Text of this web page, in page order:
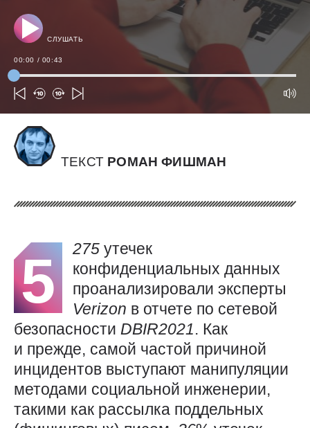
СЛУШАТЬ
00:00 / 00:43
ТЕКСТ РОМАН ФИШМАН
5 275 утечек
конфиденциальных данных
проанализировали эксперты
Verizon в отчете по сетевой
безопасности DBIR2021. Как
и прежде, самой частой причиной
инцидентов выступают манипуляции
методами социальной инженерии,
такими как рассылка поддельных